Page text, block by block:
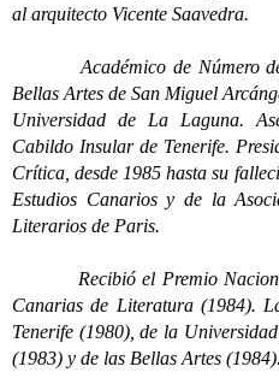
al arquitecto Vicente Saavedra.
Académico de Número de
Bellas Artes de San Miguel
Universidad de La Laguna.
Cabildo Insular de Tenerife.
Crítica, desde 1985 hasta su
Estudios Canarios y de la
Literarios de Paris.
Recibió el Premio Nacional
Canarias de Literatura (1984).
Tenerife (1980), de la
(1983) y de las Bellas Artes (1984).